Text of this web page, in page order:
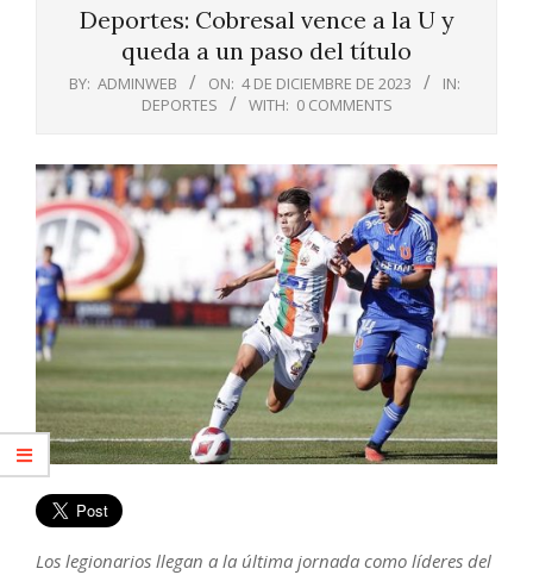
Deportes: Cobresal vence a la U y
queda a un paso del título
BY: ADMINWEB ON: 4 DE DICIEMBRE DE 2023
IN:
DEPORTES
WITH: 0 COMMENTS
Los legionarios llegan a la última jornada como líderes del